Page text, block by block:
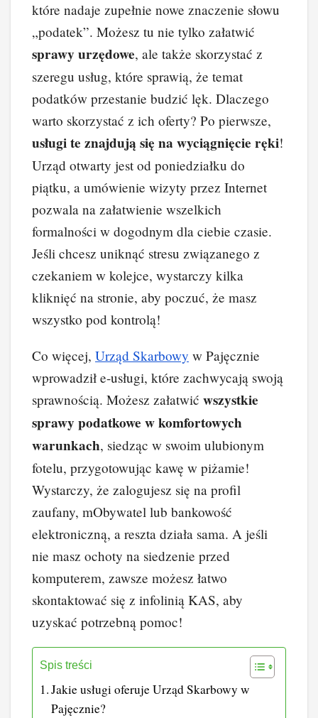
e
b
o
o
k
e
st
e
dI
n
di
t
p
y
Li
n
k
które nadaje zupełnie nowe znaczenie słowu
„podatek”. Możesz tu nie tylko załatwić
sprawy urzędowe, ale także skorzystać z
szeregu usług, które sprawią, że temat
podatków przestanie budzić lęk. Dlaczego
warto skorzystać z ich oferty? Po pierwsze,
usługi te znajdują się na wyciągnięcie ręki!
Urząd otwarty jest od poniedziałku do
piątku, a umówienie wizyty przez Internet
pozwala na załatwienie wszelkich
formalności w dogodnym dla ciebie czasie.
Jeśli chcesz uniknąć stresu związanego z
czekaniem w kolejce, wystarczy kilka
kliknięć na stronie, aby poczuć, że masz
wszystko pod kontrolą!
Co więcej, Urząd Skarbowy w Pajęcznie
wprowadził e-usługi, które zachwycają swoją
sprawnością. Możesz załatwić wszystkie
sprawy podatkowe w komfortowych
warunkach, siedząc w swoim ulubionym
fotelu, przygotowując kawę w piżamie!
Wystarczy, że zalogujesz się na profil
zaufany, mObywatel lub bankowość
elektroniczną, a reszta działa sama. A jeśli
nie masz ochoty na siedzenie przed
komputerem, zawsze możesz łatwo
skontaktować się z infolinią KAS, aby
uzyskać potrzebną pomoc!
Spis treści
Jakie usługi oferuje Urząd Skarbowy w
Pajęcznie?